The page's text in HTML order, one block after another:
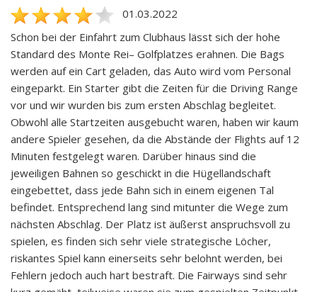
01.03.2022
Schon bei der Einfahrt zum Clubhaus lässt sich der hohe
Standard des Monte Rei– Golfplatzes erahnen. Die Bags
werden auf ein Cart geladen, das Auto wird vom Personal
eingeparkt. Ein Starter gibt die Zeiten für die Driving Range
vor und wir wurden bis zum ersten Abschlag begleitet.
Obwohl alle Startzeiten ausgebucht waren, haben wir kaum
andere Spieler gesehen, da die Abstände der Flights auf 12
Minuten festgelegt waren. Darüber hinaus sind die
jeweiligen Bahnen so geschickt in die Hügellandschaft
eingebettet, dass jede Bahn sich in einem eigenen Tal
befindet. Entsprechend lang sind mitunter die Wege zum
nächsten Abschlag. Der Platz ist äußerst anspruchsvoll zu
spielen, es finden sich sehr viele strategische Löcher,
riskantes Spiel kann einerseits sehr belohnt werden, bei
Fehlern jedoch auch hart bestraft. Die Fairways sind sehr